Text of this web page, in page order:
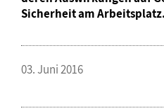
Sicherheit am Arbeitsplatz.
03. Juni 2016